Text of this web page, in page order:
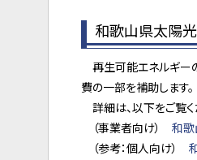
和歌山県太陽
再生可能エネルギー
費の一部を補助します。
詳細は、以下をご覧く
（事業者向け） 和
（参考：個人向け）